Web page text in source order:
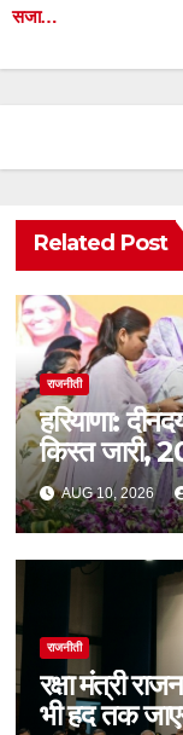
सजा…
Related Post
राजनीती
हरियाणा:
किस्त जारी,
AUG 10, 2026
राजनीती
रक्षा मंत्री
भी हद तक